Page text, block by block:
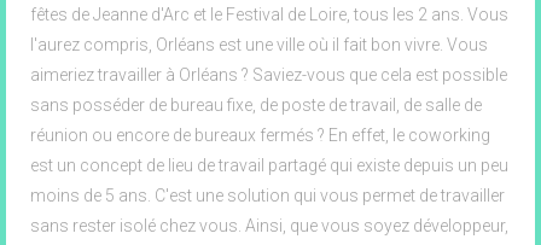
fêtes de Jeanne d'Arc et le Festival de Loire, tous les 2 ans. Vous
l'aurez compris, Orléans est une ville où il fait bon vivre. Vous
aimeriez travailler à Orléans ? Saviez-vous que cela est possible
sans posséder de bureau fixe, de poste de travail, de salle de
réunion ou encore de bureaux fermés ? En effet, le coworking
est un concept de lieu de travail partagé qui existe depuis un peu
moins de 5 ans. C'est une solution qui vous permet de travailler
sans rester isolé chez vous. Ainsi, que vous soyez développeur,